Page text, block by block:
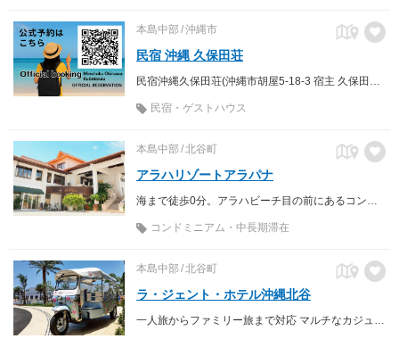
本島中部 沖縄市
民宿 沖縄 久保田荘
民宿・ゲストハウス
本島中部 北谷町
アラハリゾートアラパナ
コンドミニアム・中長期滞在
本島中部 北谷町
ラ・ジェント・ホテル沖縄北谷